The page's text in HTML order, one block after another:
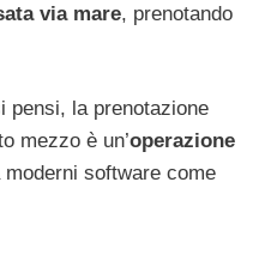
via mare, prenotando
pensi, la prenotazione
mezzo è un’operazione
software come